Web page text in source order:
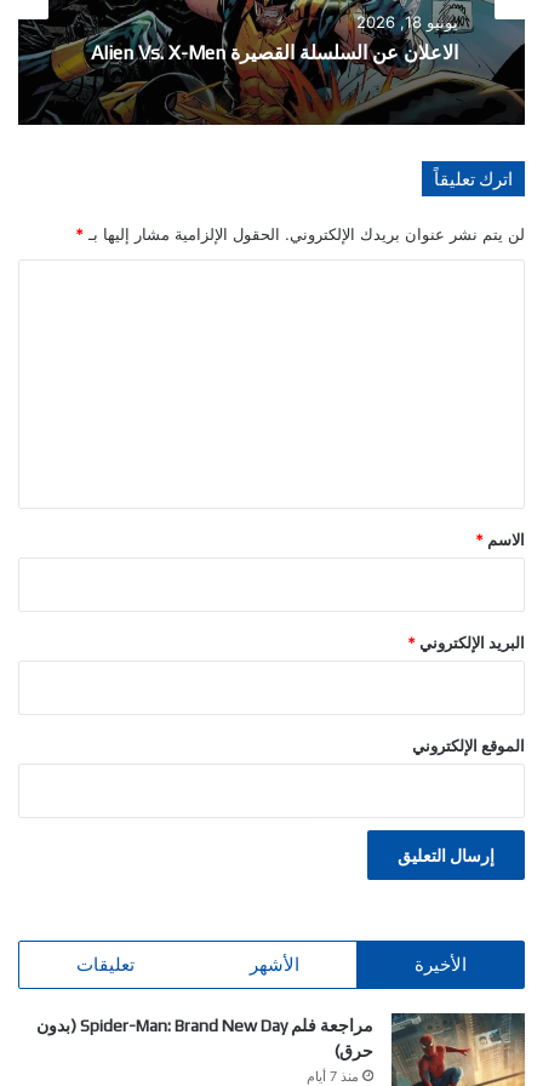
يونيو 18, 2026
الاعلان عن السلسلة القصيرة Alien Vs. X-Men
الأخبار
مايو 21, 2026
اترك تعليقاً
لن يتم نشر عنوان بريدك الإلكتروني. الحقول الإلزامية مشار إليها بـ *
*
الاسم *
البريد الإلكتروني *
الموقع الإلكتروني
الأخيرة الأشهر تعليقات
مراجعة فلم Spider-Man: Brand New Day (بدون
حرق)
منذ 7 أيام